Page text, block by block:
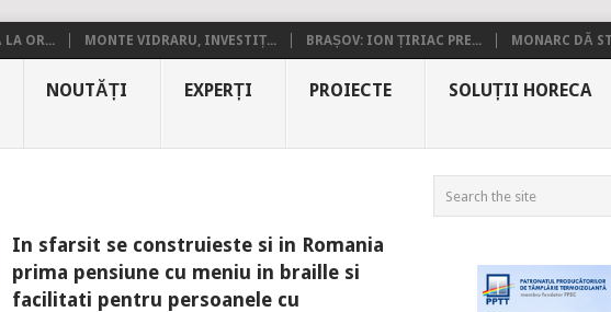
LA OR... MONTE VIDRARU, INVESTIȚ... BRAȘOV: ION ȚIRIAC PRE... MONARC DĂ
NOUTĂȚI EXPERȚI PROIECTE SOLUȚII HORECA
In sfarsit se construieste si in Romania
prima pensiune cu meniu in braille si
facilitati pentru persoanele cu